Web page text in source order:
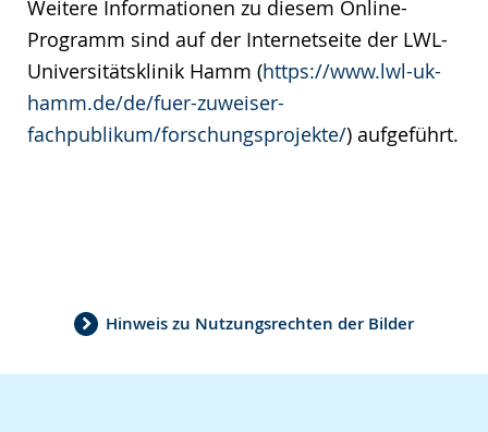
Weitere Informationen zu diesem Online-
Programm sind auf der Internetseite der LWL-
Universitätsklinik Hamm (https://www.lwl-uk-
hamm.de/de/fuer-zuweiser-
fachpublikum/forschungsprojekte/) aufgeführt.
Hinweis zu Nutzungsrechten der Bilder